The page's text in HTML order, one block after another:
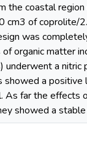
coastal
of coprolite/
was
organic matter
a nitric
a
far the effects
showed a